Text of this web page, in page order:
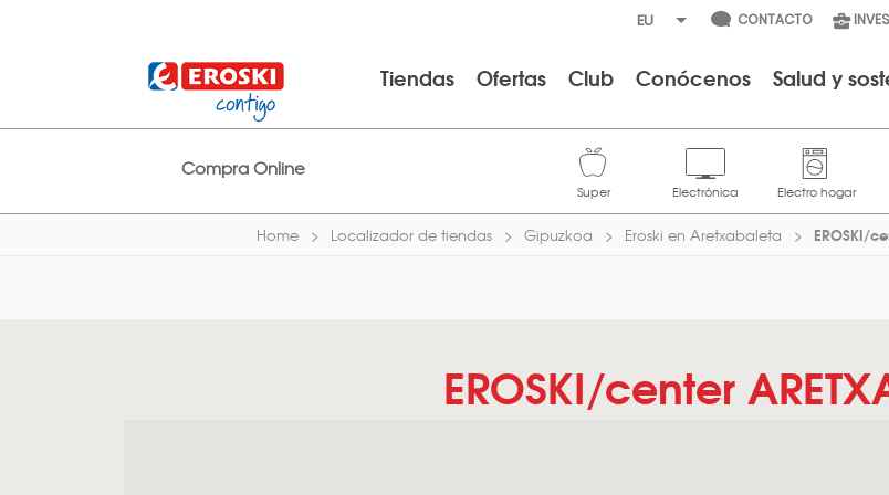
CONTACTO
Tiendas Ofertas Club Conócenos Salud y
Compra Online
Home Localizador de tiendas Gipuzkoa Eroski en Aretxabaleta EROSKI/
EROSKI/center